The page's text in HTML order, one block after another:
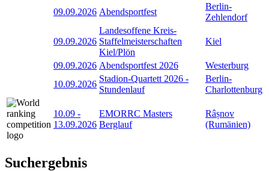
09.09.2026 Abendsportfest
Berlin-
Zehlendorf
09.09.2026
Landesoffene Kreis-
Staffelmeisterschaften
Kiel/Plön
Kiel
09.09.2026 Abendsportfest 2026
Westerburg
10.09.2026
Stadion-Quartett 2026 -
Stundenlauf
Berlin-
Charlottenburg
10.09 -
13.09.2026
EMORRC Masters
Berglauf
Râșnov
(Rumänien)
Suchergebnis